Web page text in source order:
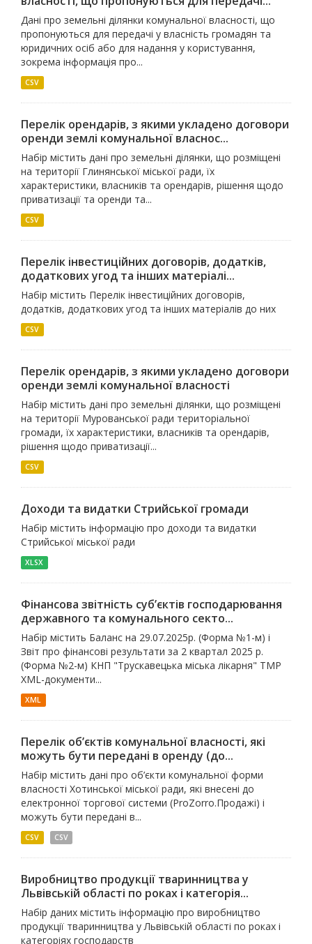
Дані про земельні ділянки комунальної власності, що
пропонуються для передачі у власність громадян та
юридичних осіб або для надання у користування,
зокрема інформація про...
CSV
Перелік орендарів, з якими укладено договори
оренди землі комунальної власнос...
Набір містить дані про земельні ділянки, що розміщені
на території Глинянської міської ради, їх
характеристики, власників та орендарів, рішення щодо
приватизації та оренди та...
CSV
Перелік інвестиційних договорів, додатків,
додаткових угод та інших матеріалі...
Набір містить Перелік інвестиційних договорів,
додатків, додаткових угод та інших матеріалів до них
CSV
Перелік орендарів, з якими укладено договори
оренди землі комунальної власності
Набір містить дані про земельні ділянки, що розміщені
на території Мурованської ради територіальної
громади, їх характеристики, власників та орендарів,
рішення щодо приватизації...
CSV
Доходи та видатки Стрийської громади
Набір містить інформацію про доходи та видатки
Стрийської міської ради
XLSX
Фінансова звітність суб’єктів господарювання
державного та комунального секто...
Набір містить Баланс на 29.07.2025р. (Форма №1-м) і
Звіт про фінансові результати за 2 квартал 2025 р.
(Форма №2-м) КНП "Трускавецька міська лікарня" ТМР
XML-документи...
XML
Перелік об’єктів комунальної власності, які
можуть бути передані в оренду (до...
Набір містить дані про об’єкти комунальної форми
власності Хотинської міської ради, які внесені до
електронної торгової системи (ProZorro.Продажі) і
можуть бути передані в...
CSV СSV
Виробництво продукції тваринництва у
Львівській області по роках і категорія...
Набір даних містить інформацію про виробництво
продукції тваринництва у Львівській області по роках і
категоріях господарств